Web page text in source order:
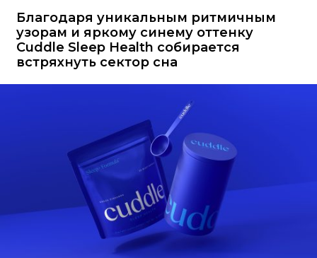
Благодаря уникальным ритмичным
узорам и яркому синему оттенку
Cuddle Sleep Health собирается
встряхнуть сектор сна
КРЕАТИВА
БИЗНЕС И
ТЕХНОЛОГИИ
ФЕСТИВАЛИ
ФОТОГРАФИЯ
ТИПОГРАФИКА
ИСТОРИИ БРЕНДОВ